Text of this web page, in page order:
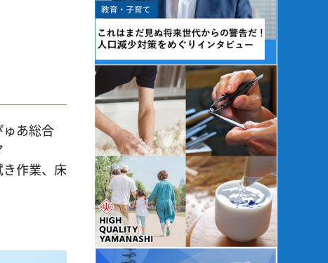
あ総合
作業、床